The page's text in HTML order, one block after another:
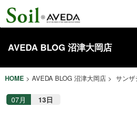
AVEDA BLOG 沼津大岡店
HOME > AVEDA BLOG 沼津大岡店 > サンザ
07月 13日